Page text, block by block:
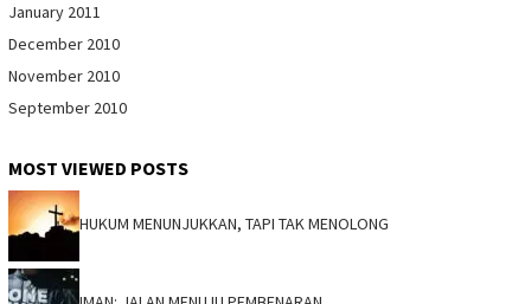
January 2011
December 2010
November 2010
September 2010
MOST VIEWED POSTS
HUKUM MENUNJUKKAN, TAPI TAK MENOLONG